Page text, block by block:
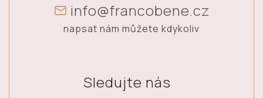
info@francobene.cz
napsat nám můžete kdykoliv
Sledujte nás